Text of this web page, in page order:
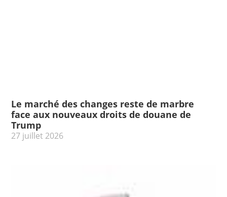
Le marché des changes reste de marbre
face aux nouveaux droits de douane de
Trump
27 juillet 2026